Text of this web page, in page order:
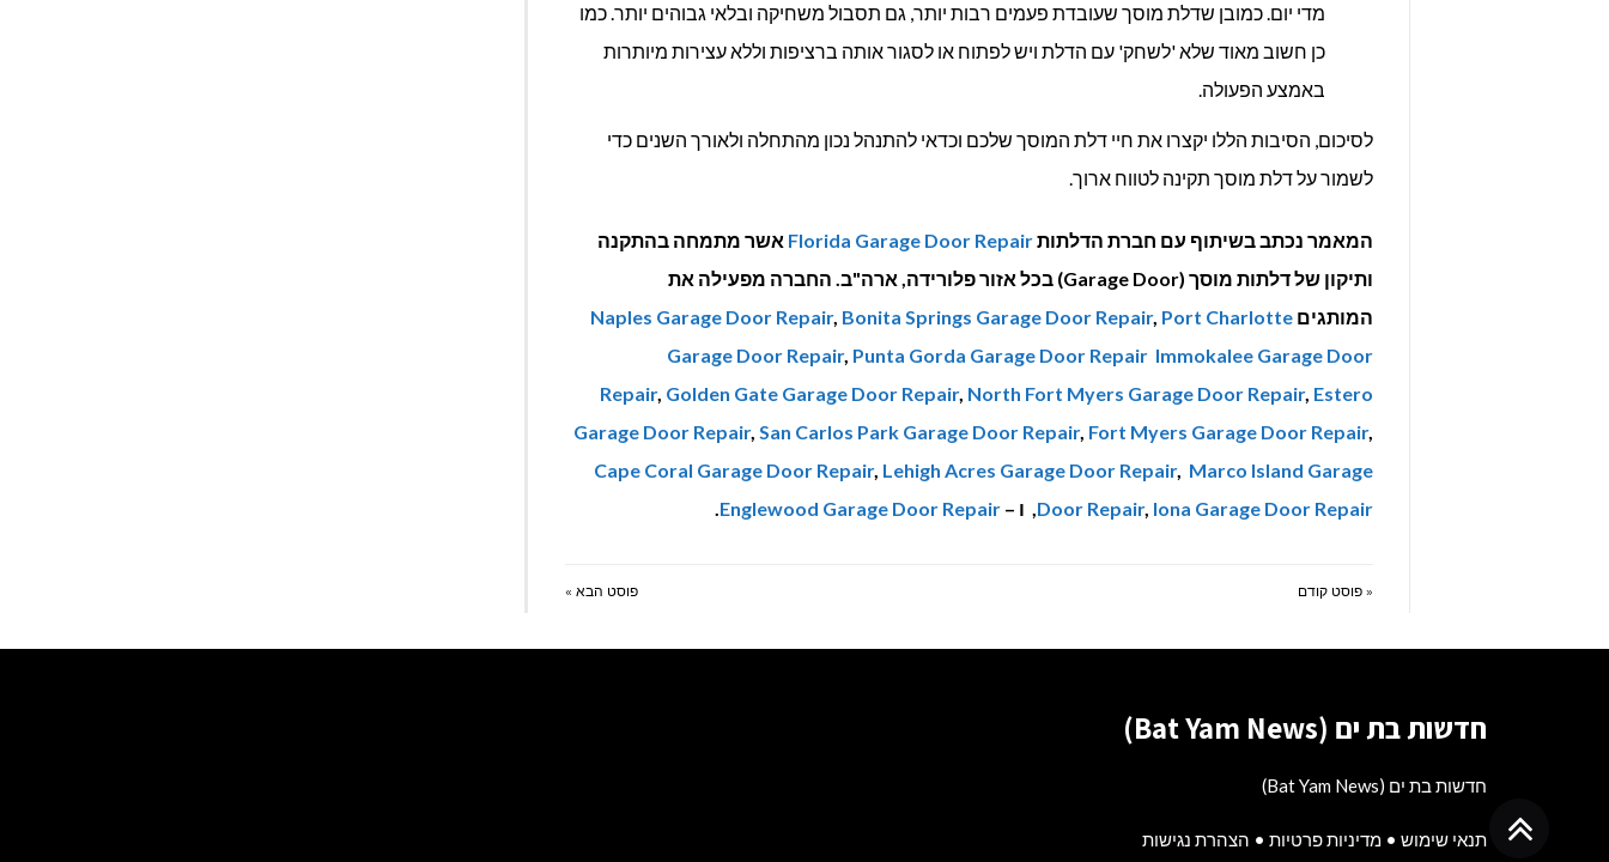
מדי יום. כמובן שדלת מוסך שעובדת פעמים רבות יותר, גם תסבול משחיקה ובלאי גבוהים יותר. כמו
כן חשוב מאוד שלא 'לשחק' עם הדלת ויש לפתוח או לסגור אותה ברציפות וללא עצירות מיותרות
באמצע הפעולה.
לסיכום, הסיבות הללו יקצרו את חיי דלת המוסך שלכם וכדאי להתנהל נכון מהתחלה ולאורך השנים כדי
לשמור על דלת מוסך תקינה לטווח ארוך.
המאמר נכתב בשיתוף עם חברת הדלתותFlorida Garage Door Repair אשר מתמחה בהתקנה
ותיקון של דלתות מוסך (Garage Door) בכל אזור פלורידה, ארה"ב. החברה מפעילה את
המותגים
Naples Garage Door Repair, Bonita Springs Garage Door Repair, Port Charlotte
Garage Door Repair, Punta Gorda Garage Door Repair Immokalee Garage Door
Repair, Golden Gate Garage Door Repair, North Fort Myers Garage Door Repair, Estero
Garage Door Repair, San Carlos Park Garage Door Repair, Fort Myers Garage Door Repair,
Cape Coral Garage Door Repair, Lehigh Acres Garage Door Repair, Marco Island Garage
Door Repair, Iona Garage Door Repair , ו –Englewood Garage Door Repair
.
« פוסט קודם פוסט הבא »
חדשות בת ים (Bat Yam News)
חדשות בת ים (Bat Yam News)
תנאי שימוש • מדיניות פרטיות • הצהרת נגישות
גלילה